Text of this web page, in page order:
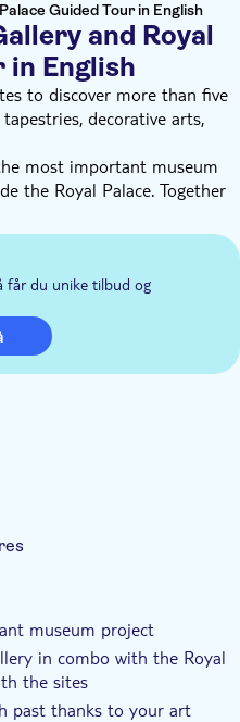
Guided Tour in English
and Royal
in English
to discover more than five
decorative arts,
most important museum
the Royal Palace. Together
explore the 3-floor building:
the second one to
to temporary
of 650 carefully selected
era full of luxury and
guide will accompany you
magnificence and visit its
Stradivarius instruments,
får du unike tilbud og
museum project
in combo with the Royal
the sites
past thanks to your art